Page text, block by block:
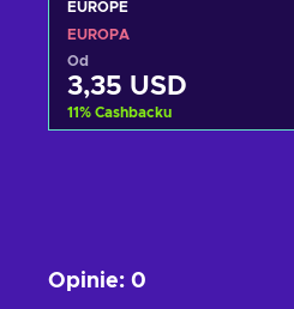
EUROPE
EUROPA
Od
3,35 USD
11% Cashbacku
Opinie: 0